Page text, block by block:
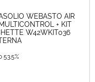
WEBASTO AIR
+ KIT
W42WKIT036
53.5%